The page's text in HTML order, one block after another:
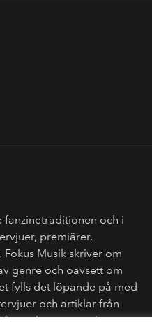
fanzinetraditionen och i
premiärer,
Musik skriver om
genre och oavsett om
fylls det löpande på med
och artiklar från